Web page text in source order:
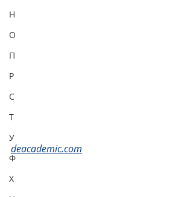
Н
О
П
Р
С
Т
У
Ф
Х
deacademic.com